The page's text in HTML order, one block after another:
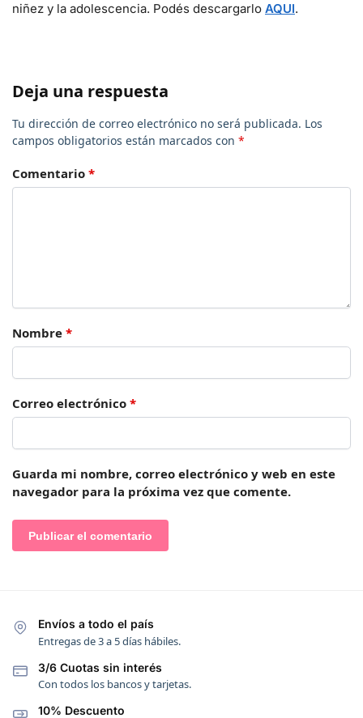
niñez y la adolescencia. Podés descargarlo AQUI.
Deja una respuesta
Tu dirección de correo electrónico no será publicada. Los
campos obligatorios están marcados con *
Comentario *
Nombre *
Correo electrónico *
Guarda mi nombre, correo electrónico y web en este
navegador para la próxima vez que comente.
Envíos a todo el país
Entregas de 3 a 5 días hábiles.
3/6 Cuotas sin interés
Con todos los bancos y tarjetas.
10% Descuento